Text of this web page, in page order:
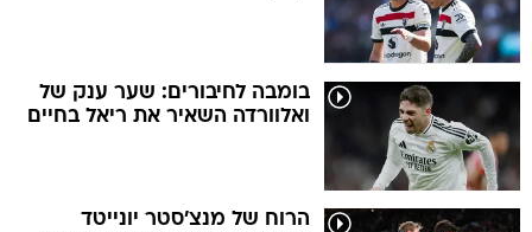
בומבה לחיבורים: שער ענק של
ואלוורדה השאיר את ריאל בחיים
הרוח של מנצ'סטר יונייטד